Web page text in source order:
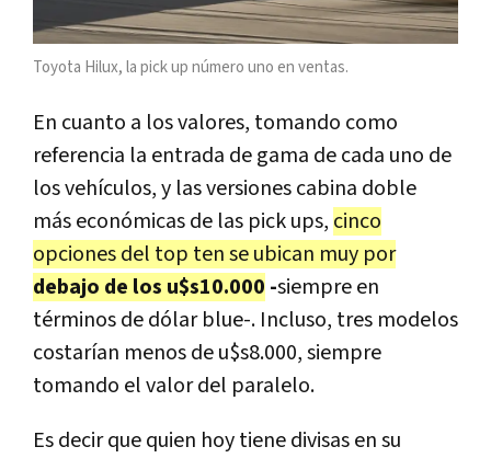
Toyota Hilux, la pick up número uno en ventas.
En cuanto a los valores, tomando como
referencia la entrada de gama de cada uno de
los vehículos, y las versiones cabina doble
más económicas de las pick ups, cinco
opciones del top ten se ubican muy por
debajo de los u$s10.000 -siempre en
términos de dólar blue-. Incluso, tres modelos
costarían menos de u$s8.000, siempre
tomando el valor del paralelo.
Es decir que quien hoy tiene divisas en su